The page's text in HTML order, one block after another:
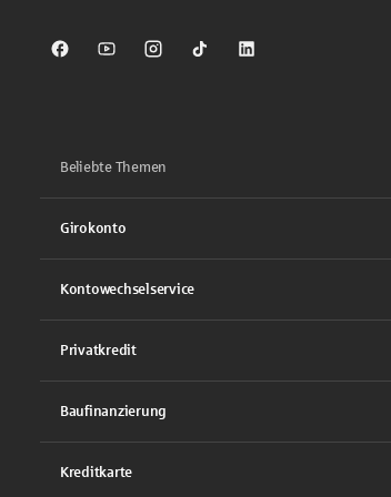
Sparkasse auf Facebook
Sparkasse auf Youtube
Sparkasse auf Instagram
Sparkasse auf TikTok
Sparkasse auf LinkedIn
Beliebte Themen
Girokonto
Kontowechselservice
Privatkredit
Baufinanzierung
Kreditkarte